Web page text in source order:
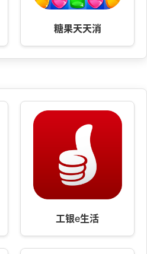
糖果天天消
工银e生活